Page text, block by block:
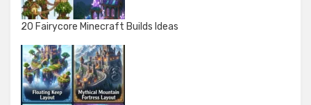
20 Fairycore Minecraft Builds Ideas